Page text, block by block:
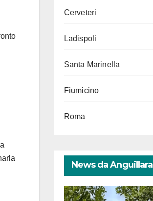
Cerveteri
Ladispoli
Santa Marinella
Fiumicino
Roma
News da Anguillara